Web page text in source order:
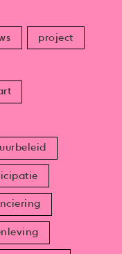
project